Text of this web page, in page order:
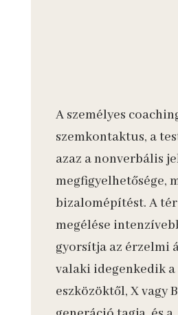
A személyes
szemkontaktus, a
azaz a nonverbális
megfigyelhetősége,
bizalomépítést. A
megélése
gyorsítja az érzelmi
valaki idegenkedik
eszközöktől, X vagy